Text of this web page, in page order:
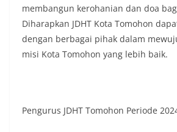
membangun kerohanian dan doa
Diharapkan JDHT Kota Tomohon
dengan berbagai pihak dalam
misi Kota Tomohon yang lebih baik.
Pengurus JDHT Tomohon Periode